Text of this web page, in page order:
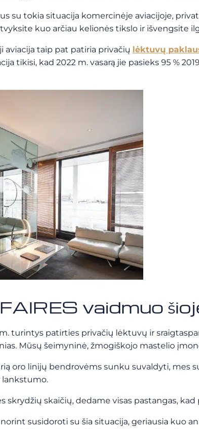
su tokia situacija komercinėje aviacijoje,
kuo arčiau kelionės tikslo ir išvengsite
aviacija taip pat patiria privačių lėktuvų
tikisi, kad 2022 m. vasarą jie pasieks 95 %
vaidmuo
turintys patirties privačių lėktuvų ir
Mūsų šeimyninė, žmogiškojo mastelio
oro linijų bendrovėms sunku suvaldyti,
skrydžių skaičių, dedame visas pastangas,
norint susidoroti su šia situacija, geriausia